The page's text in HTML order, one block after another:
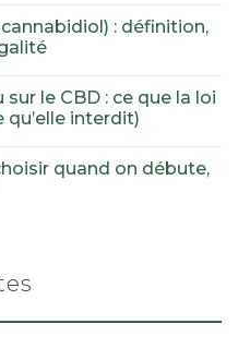
: définition,
le CBD : ce que la loi
interdit)
quand on débute,